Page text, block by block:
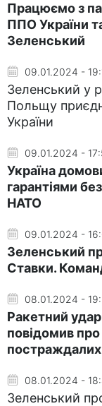
Працюємо з
ППО України
Зеленський
09.01.2024 -
Зеленський у
Польщу
України
09.01.2024 -
Україна
гарантіями
НАТО
09.01.2024 -
Зеленський
Ставки.
08.01.2024 -
Ракетний
повідомив про
постраждалих
08.01.2024 -
Зеленський